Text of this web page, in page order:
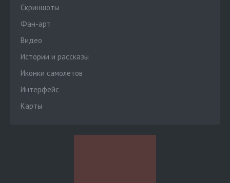
Скриншоты
Фан-арт
Видео
Истории и рассказы
Иконки самолетов
Интерфейс
Карты